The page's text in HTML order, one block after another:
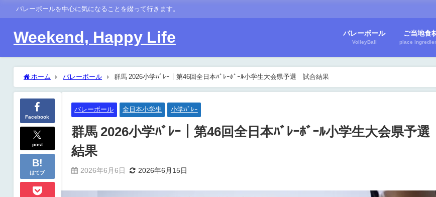
バレーボールを中心に気になることを綴って行きます。
Weekend, Happy Life バレーボール
VolleyBall
ご当地食
place
ホーム バレーボール 群馬 2026小学ﾊﾞﾚｰ｜第46回全日本ﾊﾞﾚｰﾎﾞｰﾙ小学生大会県予選 試合結果
Facebook
post
はてブ
バレーボール 全日本小学生 小学ﾊﾞﾚｰ
群馬 2026小学ﾊﾞﾚｰ｜第46回全日本ﾊﾞﾚｰﾎﾞｰﾙ小学生大会県予
結果
2026年6月6日 2026年6月15日